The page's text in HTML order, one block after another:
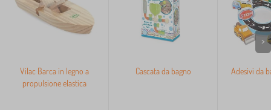
Vilac Barca in legno a
propulsione elastica
Cascata da bagno Adesivi da
>